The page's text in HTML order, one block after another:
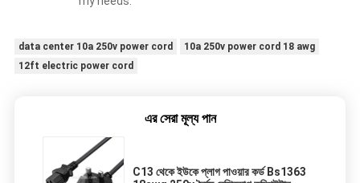
data center 10a 250v power cord
10a 250v power cord 18 awg
12ft electric power cord
এর সেরা মূল্য পান
C13 থেকে ইউকে প্লাগ পাওয়ার কর্ড Bs1363